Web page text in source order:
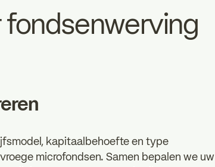
fondsenwerving
kapitaalbehoefte en type
microfondsen. Samen bepalen we uw